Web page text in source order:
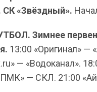
«Звёздный».
Зимнее
13:00 «Оригинал» —
— «Водоканал».
— СКЛ. 21:00